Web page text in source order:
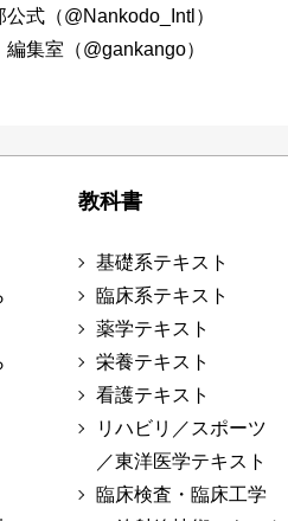
公式（@Nankodo_Intl）
編集室（@gankango）
教科書
基礎系テキスト
臨床系テキスト
薬学テキスト
栄養テキスト
看護テキスト
リハビリ／スポーツ
／東洋医学テキスト
臨床検査・臨床工学